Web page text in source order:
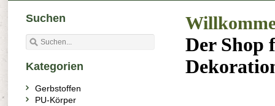
Der Shop
Suchen
Kategorien
Gerbstoffen
PU-Körper